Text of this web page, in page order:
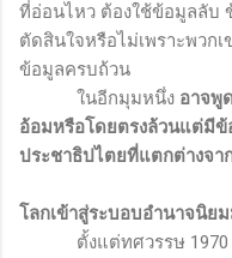
ที่อ่อนไหว ต้องใช้ข้อมูลลับ
ตัดสินใจหรือไม่เพราะพวก
ข้อมูลครบถ้วน
ในอีกมุมหนึ่ง อาจพู
อ้อมหรือโดยตรงล้วนแต่มี
ประชาธิปไตยที่แตกต่างจ
โลกเข้าสู่ระบอบอำนาจนิย
ตั้งแต่ทศวรรษ